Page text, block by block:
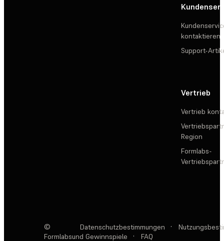
kontaktieren
Support-
Vertrieb
Vertrieb
Region
Formlabs-
©
Formlabs
Datenschutzbestimmungen ·
und Gewinnspiele
· FAQ